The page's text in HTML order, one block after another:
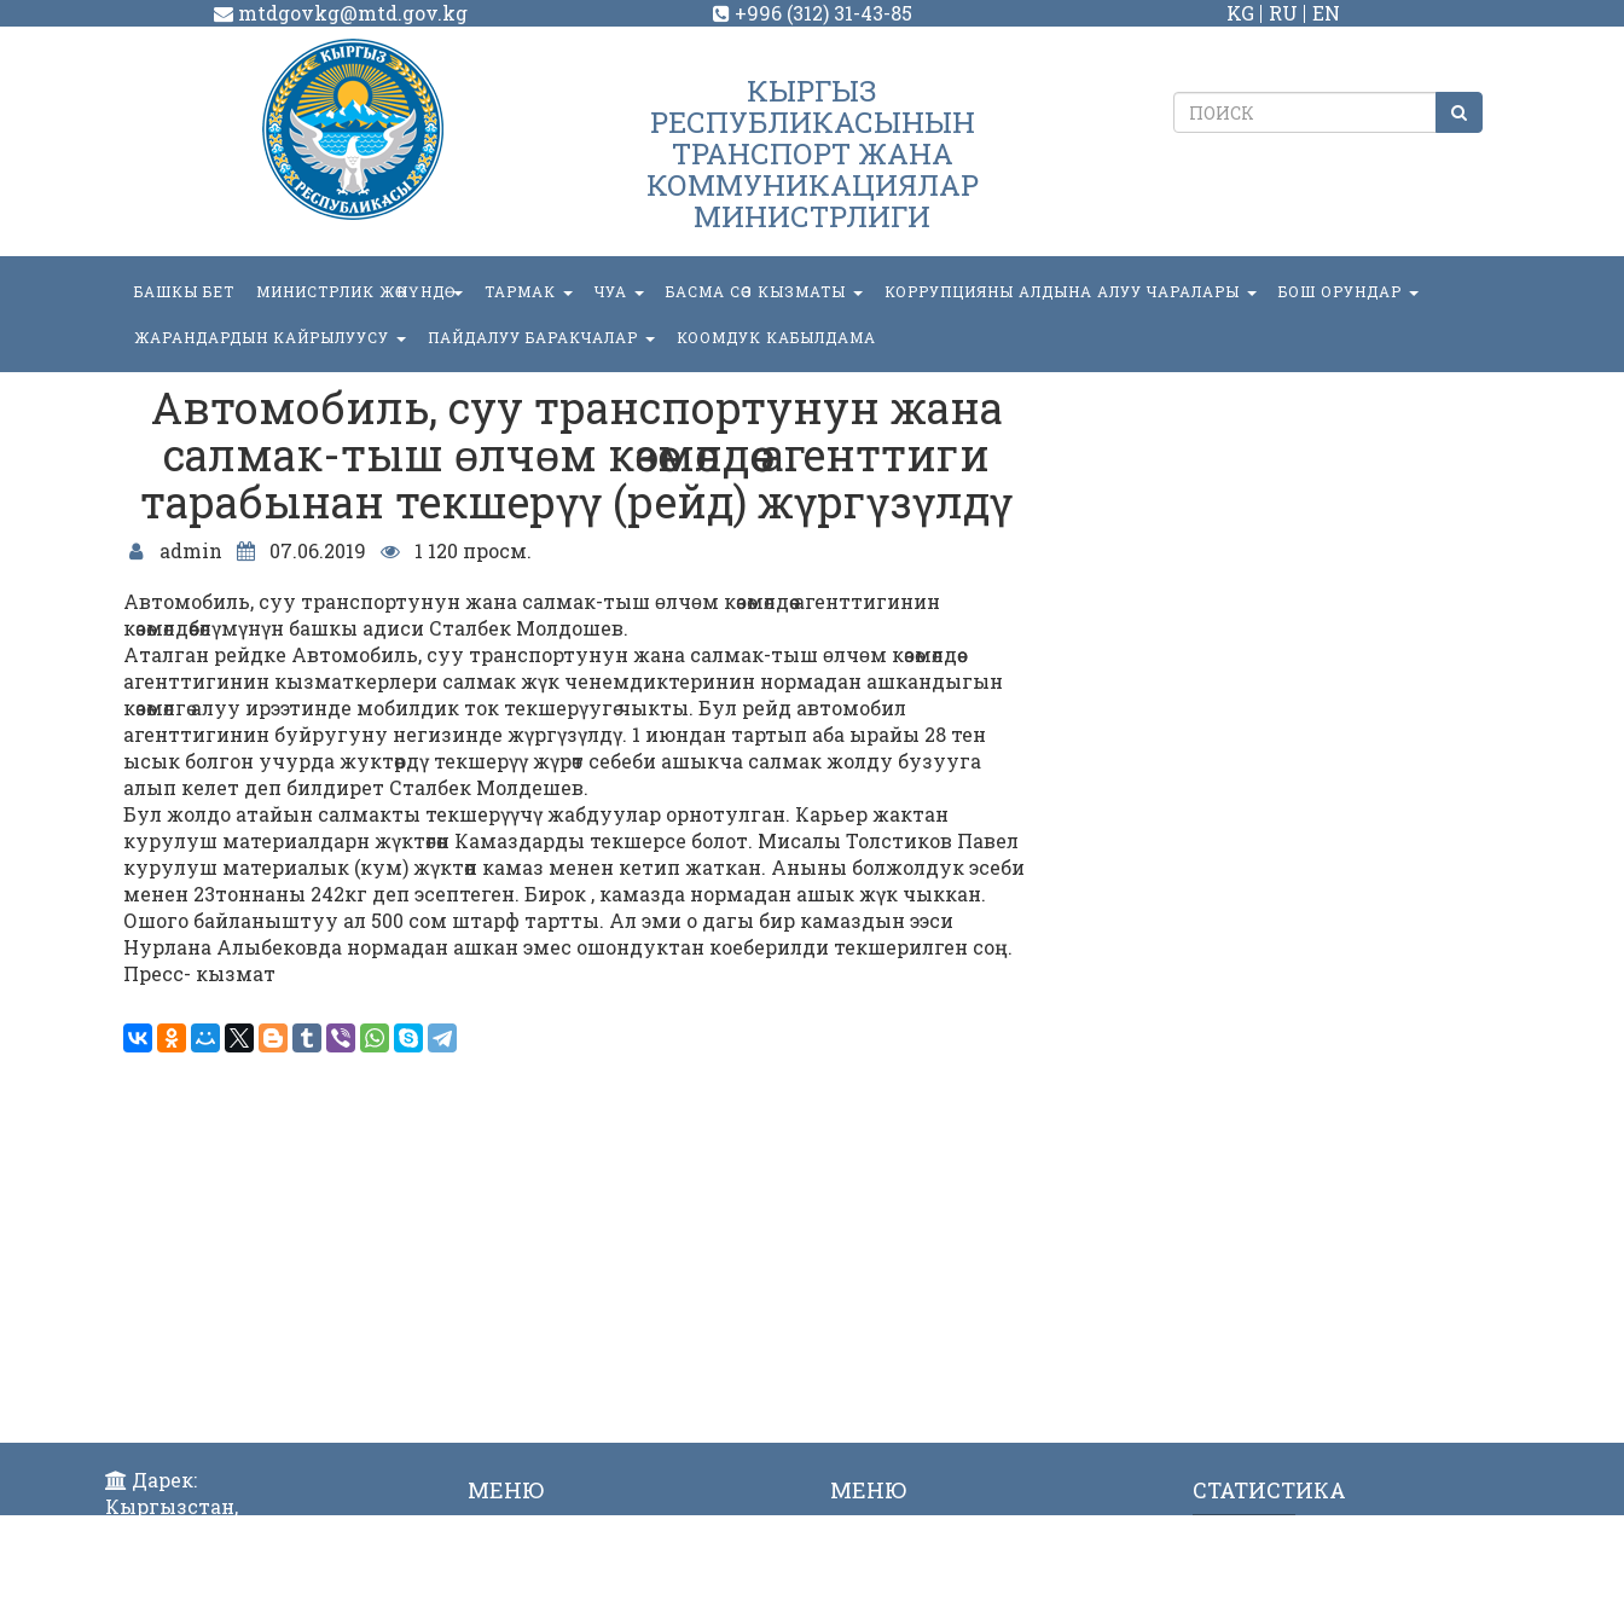
mtdgovkg@mtd.gov.kg +996 (312) 31-43-85 KG RU EN
КЫРГЫЗ
РЕСПУБЛИКАСЫНЫН
ТРАНСПОРТ ЖАНА
КОММУНИКАЦИЯЛАР
МИНИСТРЛИГИ
БАШКЫ БЕТ МИНИСТРЛИК ЖӨНҮНДӨ ТАРМАК ЧУА БАСМА СӨЗ КЫЗМАТЫ КОРРУПЦИЯНЫ АЛДЫНА АЛУУ ЧАРАЛАРЫ БОШ ОРУНДАР
ЖАРАНДАРДЫН КАЙРЫЛУУСУ ПАЙДАЛУУ БАРАКЧАЛАР КООМДУК КАБЫЛДАМА
Автомобиль, суу транспортунун жана
салмак-тыш ɵлчɵм кѳзѳмѳлдѳѳ агенттиги
тарабынан текшерүү (рейд) жүргүзүлдү
admin 07.06.2019
1 120 просм.
Автомобиль, суу транспортунун жана салмак-тыш ɵлчɵм кѳзѳмѳлдѳѳ агенттигинин
кѳзѳмѳлдѳѳбѳлүмүнүн башкы адиси Сталбек Молдошев.
Аталган рейдке Автомобиль, суу транспортунун жана салмак-тыш ɵлчɵм кѳзѳмѳлдѳѳ
агенттигинин кызматкерлери салмак жүк ченемдиктеринин нормадан ашкандыгын
кѳзѳмѳлгѳ алуу ирээтинде мобилдик ток текшерүугѳ чыкты. Бул рейд автомобил
агенттигинин буйругуну негизинде жүргүзүлдү. 1 июндан тартып аба ырайы 28 тен
ысык болгон учурда жуктѳрдү текшерүү жүрѳт себеби ашыкча салмак жолду бузууга
алып келет деп билдирет Сталбек Молдешев.
Бул жолдо атайын салмакты текшерүүчү жабдуулар орнотулган. Карьер жактан
курулуш материалдарн жүктѳгѳн Камаздарды текшерсе болот. Мисалы Толстиков Павел
курулуш материалык (кум) жүктѳп камаз менен кетип жаткан. Аныны болжолдук эсеби
менен 23тоннаны 242кг деп эсептеген. Бирок , камазда нормадан ашык жүк чыккан.
Ошого байланыштуу ал 500 сом штарф тартты. Ал эми о дагы бир камаздын ээси
Нурлана Алыбековда нормадан ашкан эмес ошондуктан коеберилди текшерилген соң.
Пресс- кызмат
Дарек:
Кыргызстан,
МЕНЮ МЕНЮ СТАТИСТИКА